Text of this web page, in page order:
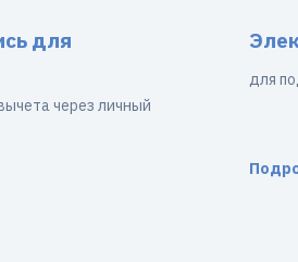
для
через личный
для